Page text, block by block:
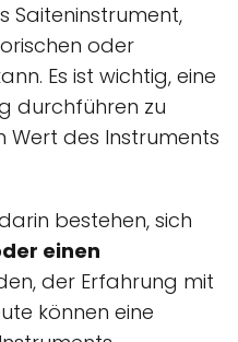
Saiteninstrument,
oder
Es ist wichtig, eine
durchführen zu
Wert des Instruments
bestehen, sich
einen
der Erfahrung mit
können eine